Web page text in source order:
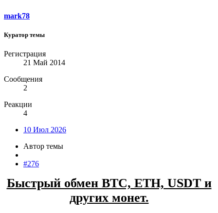
mark78
Куратор темы
Регистрация
21 Май 2014
Сообщения
2
Реакции
4
10 Июл 2026
Автор темы
#276
Быстрый обмен BTC, ETH, USDT и
других монет.